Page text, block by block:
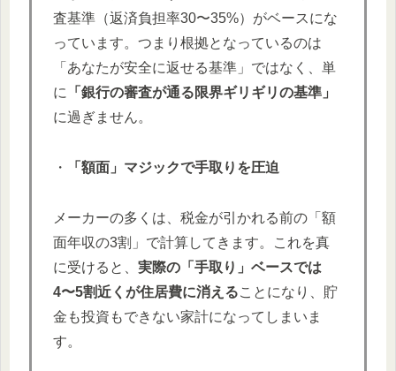
査基準（返済負担率30〜35%）がベースにな
っています。つまり根拠となっているのは
「あなたが安全に返せる基準」ではなく、単
に
「銀行の審査が通る限界ギリギリの基準」
に過ぎません。
・ 「額面」マジックで手取りを圧迫
メーカーの多くは、税金が引かれる前の「額
面年収の3割」で計算してきます。これを真
に受けると、 実際の「手取り」ベースでは
4〜5割近くが住居費に消えることになり、貯
金も投資もできない家計になってしまいま
す。